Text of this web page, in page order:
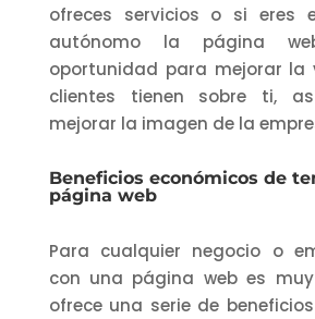
ofreces servicios o si eres
autónomo la página
oportunidad para mejorar la
clientes tienen sobre ti,
mejorar la imagen de la
Beneficios económicos de
página web
Para cualquier negocio o
con una página web es
ofrece una serie de